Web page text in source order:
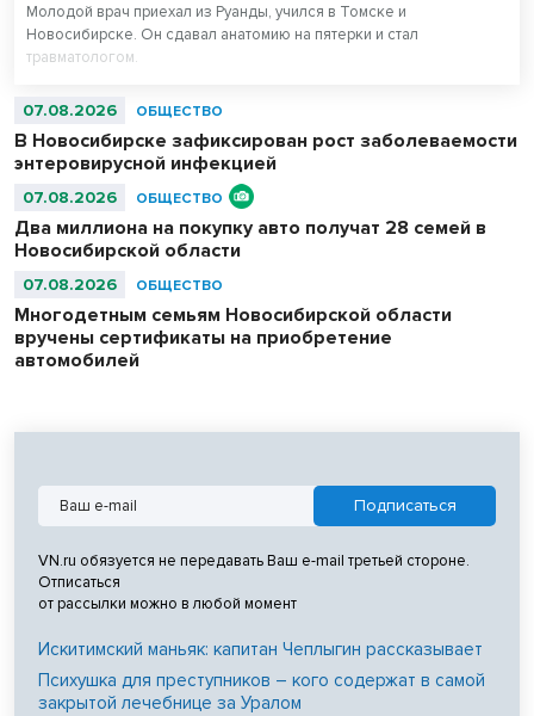
Молодой врач приехал из Руанды, учился в Томске и
Новосибирске. Он сдавал анатомию на пятерки и стал
травматологом.
07.08.2026 ОБЩЕСТВО
В Новосибирске зафиксирован рост заболеваемости
энтеровирусной инфекцией
07.08.2026 ОБЩЕСТВО
Два миллиона на покупку авто получат 28 семей в
Новосибирской области
07.08.2026 ОБЩЕСТВО
Многодетным семьям Новосибирской области
вручены сертификаты на приобретение
автомобилей
VN.ru обязуется не передавать Ваш e-mail третьей стороне.
Отписаться
от рассылки можно в любой момент
Искитимский маньяк: капитан Чеплыгин рассказывает
Психушка для преступников – кого содержат в самой
закрытой лечебнице за Уралом